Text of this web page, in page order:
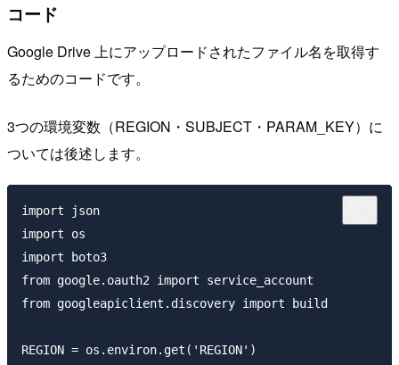
コード
Google Drive 上にアップロードされたファイル名を取得す
るためのコードです。
3つの環境変数（REGION・SUBJECT・PARAM_KEY）に
ついては後述します。
import json
import os
import boto3
from google.oauth2 import service_account
from googleapiclient.discovery import build
REGION = os.environ.get('REGION')